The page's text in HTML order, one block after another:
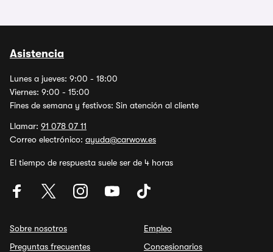
Asistencia
Lunes a jueves: 9:00 - 18:00
Viernes: 9:00 - 15:00
Fines de semana y festivos: Sin atención al cliente
Llamar: 91 078 07 11
Correo electrónico: ayuda@carwow.es
El tiempo de respuesta suele ser de 4 horas
Sobre nosotros
Preguntas frecuentes
Empleo
Concesionarios